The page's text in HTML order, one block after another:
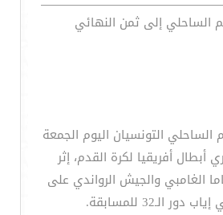
الساحلي إلى ثمن النهائي
الساحلي التونسيان اليوم الجمعة
أبطال أفريقيا لكرة القدم، إثر
الغامبي والجيش الرواندي على
الـ32 للمسابقة.